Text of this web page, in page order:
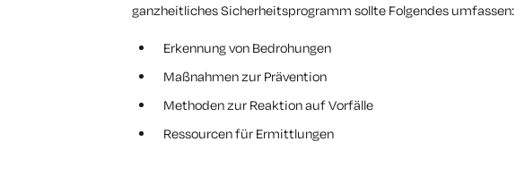
ganzheitliches Sicherheitsprogramm sollte Folgendes umfassen:
Erkennung von Bedrohungen
Maßnahmen zur Prävention
Methoden zur Reaktion auf Vorfälle
Ressourcen für Ermittlungen